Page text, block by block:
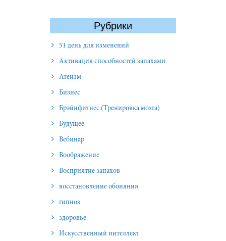
Рубрики
51 день для изменений
Активация способностей запахами
Атеизм
Бизнес
Брэйнфитнес (Тренировка мозга)
Будущее
Вебинар
Воображение
Восприятие запахов
восстановление обоняния
гипноз
здоровье
Искусственный интеллект